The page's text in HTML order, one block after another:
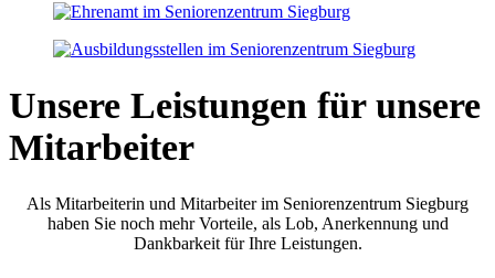
Unsere Leistungen für unsere
Mitarbeiter
Als Mitarbeiterin und Mitarbeiter im Seniorenzentrum Siegburg
haben Sie noch mehr Vorteile, als Lob, Anerkennung und
Dankbarkeit für Ihre Leistungen.